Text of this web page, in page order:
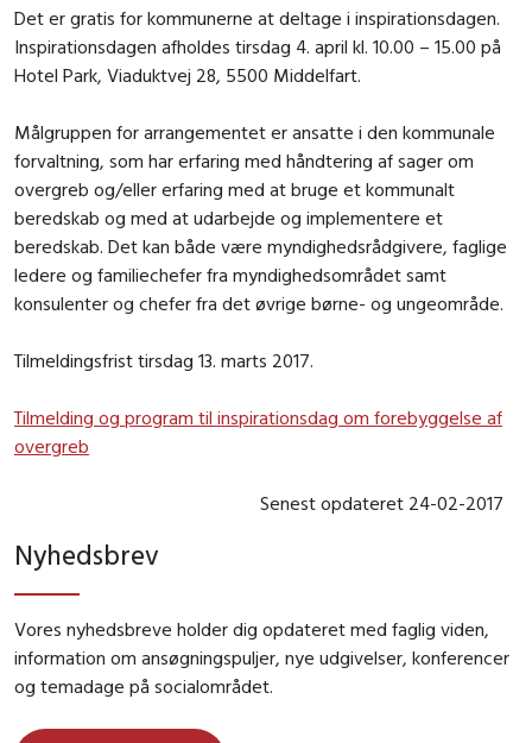
Det er gratis for kommunerne at deltage i inspirationsdagen.
Inspirationsdagen afholdes tirsdag 4. april kl. 10.00 – 15.00 på
Hotel Park, Viaduktvej 28, 5500 Middelfart.
Målgruppen for arrangementet er ansatte i den kommunale
forvaltning, som har erfaring med håndtering af sager om
overgreb og/eller erfaring med at bruge et kommunalt
beredskab og med at udarbejde og implementere et
beredskab. Det kan både være myndighedsrådgivere, faglige
ledere og familiechefer fra myndighedsområdet samt
konsulenter og chefer fra det øvrige børne- og ungeområde.
Tilmeldingsfrist tirsdag 13. marts 2017.
Tilmelding og program til inspirationsdag om forebyggelse af
overgreb
Senest opdateret 24-02-2017
Nyhedsbrev
Vores nyhedsbreve holder dig opdateret med faglig viden,
information om ansøgningspuljer, nye udgivelser, konferencer
og temadage på socialområdet.